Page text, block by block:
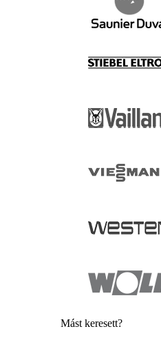
Mást keresett?